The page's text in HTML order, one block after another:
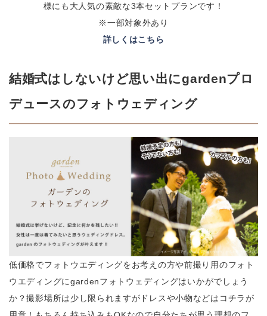
様にも大人気の素敵な3本セットプランです！
※一部対象外あり
詳しくはこちら
結婚式はしないけど思い出にgardenプロ
デュースのフォトウェディング
低価格でフォトウエディングをお考えの方や前撮り用のフォト
ウエディングにgardenフォトウェディングはいかがでしょう
か？撮影場所は少し限られますがドレスや小物などはコチラが